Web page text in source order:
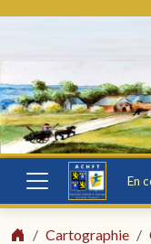
En
Cartographie